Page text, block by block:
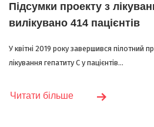
Підсумки проекту з
вилікувано 414 пацієнтів
У квітні 2019 року завершився пілотний
лікування гепатиту С у пацієнтів...
Читати більше